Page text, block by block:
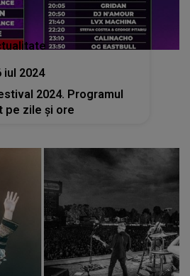
iul 2024
2024. Programul
pe zile și ore